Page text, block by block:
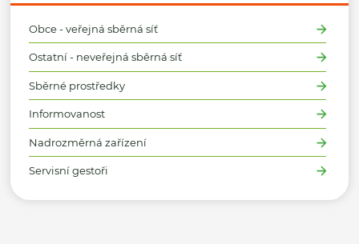
Obce - veřejná sběrná síť
Ostatní - neveřejná sběrná síť
Sběrné prostředky
Informovanost
Nadrozměrná zařízení
Servisní gestoři